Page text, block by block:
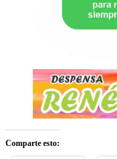
Comparte esto: